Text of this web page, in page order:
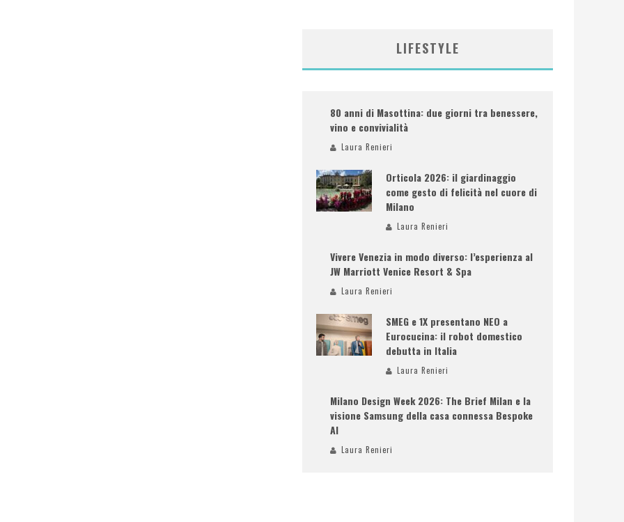
LIFESTYLE
80 anni di Masottina: due giorni tra benessere,
vino e convivialità
Laura Renieri
Orticola 2026: il giardinaggio
come gesto di felicità nel cuore di
Milano
Laura Renieri
Vivere Venezia in modo diverso: l’esperienza al
JW Marriott Venice Resort & Spa
Laura Renieri
SMEG e 1X presentano NEO a
Eurocucina: il robot domestico
debutta in Italia
Laura Renieri
Milano Design Week 2026: The Brief Milan e la
visione Samsung della casa connessa Bespoke
AI
Laura Renieri